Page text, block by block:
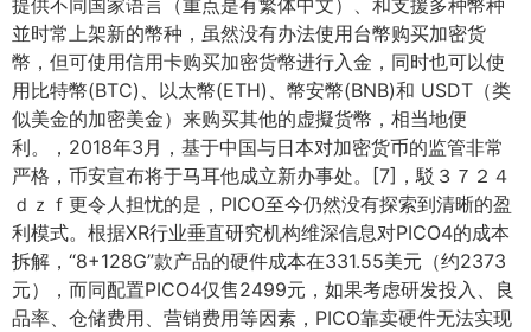
提供不同国家语言（重点是有繁体中文）、和支援多种幣种
並时常上架新的幣种，虽然没有办法使用台幣购买加密货
幣，但可使用信用卡购买加密货幣进行入金，同时也可以使
用比特幣(BTC)、以太幣(ETH)、幣安幣(BNB)和 USDT（类
似美金的加密美金）来购买其他的虚擬货幣，相当地便
利。，2018年3月，基于中国与日本对加密货币的监管非常
严格，币安宣布将于马耳他成立新办事处。[7]，駁３７２４
ｄｚｆ更令人担忧的是，PICO至今仍然没有探索到清晰的盈
利模式。根据XR行业垂直研究机构维深信息对PICO4的成本
拆解，“8+128G”款产品的硬件成本在331.55美元（约2373
元），而同配置PICO4仅售2499元，如果考虑研发投入、良
品率、仓储费用、营销费用等因素，PICO靠卖硬件无法实现